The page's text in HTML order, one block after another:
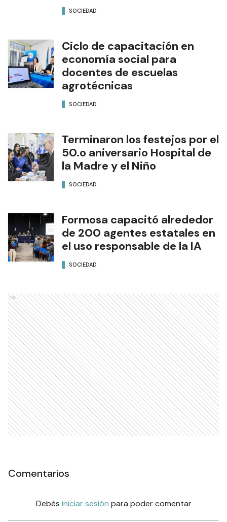
SOCIEDAD
Ciclo de capacitación en
economía social para
docentes de escuelas
agrotécnicas
SOCIEDAD
Terminaron los festejos por el
50.o aniversario Hospital de
la Madre y el Niño
SOCIEDAD
Formosa capacitó alrededor
de 200 agentes estatales en
el uso responsable de la IA
SOCIEDAD
Ads
Comentarios
Debés iniciar sesión para poder comentar